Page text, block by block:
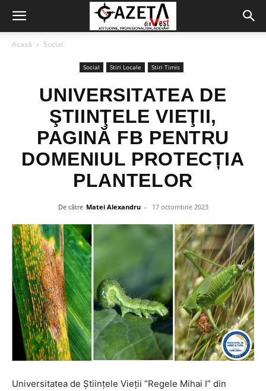
Acasă Social
Social Stiri Locale Stiri Timis
UNIVERSITATEA DE
ŞTIINŢELE VIEŢII,
PAGINĂ FB PENTRU
DOMENIUL PROTECȚIA
PLANTELOR
De către Matei Alexandru - 17 octombrie 2023
Universitatea de Științele Vieții ”Regele Mihai I” din